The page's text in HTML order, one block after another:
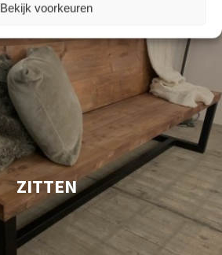
Bekijk voorkeuren
ZITTEN